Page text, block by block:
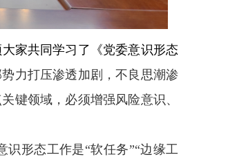
家共同学习了《党委意识形态
力打压渗透加剧，不良思潮渗
键领域，必须增强风险意识、
形态工作是“软任务”“边缘工